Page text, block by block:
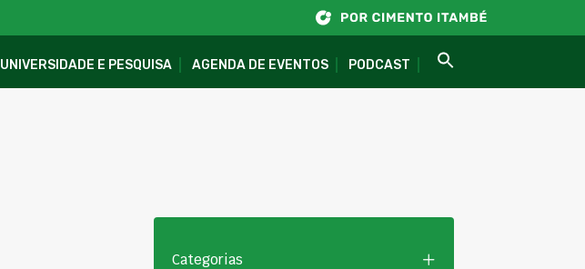
UNIVERSIDADE E PESQUISA AGENDA DE EVENTOS PODCAST
Categorias